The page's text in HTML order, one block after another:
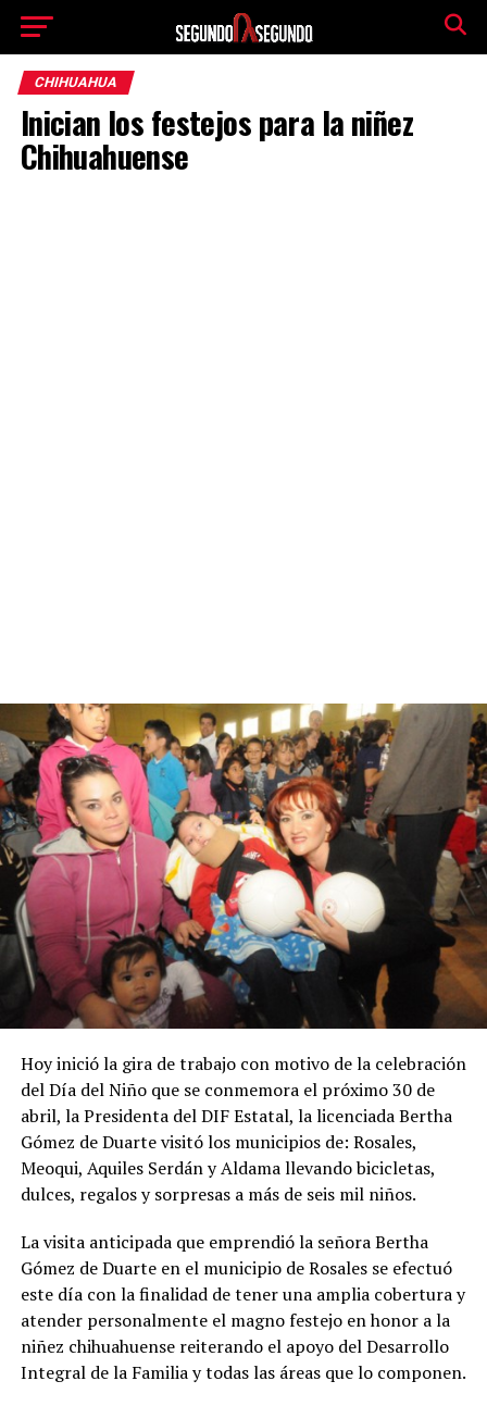
CHIHUAHUA
Inician los festejos para la niñez
Chihuahuense
Hoy inició la gira de trabajo con motivo de la celebración
del Día del Niño que se conmemora el próximo 30 de
abril, la Presidenta del DIF Estatal, la licenciada Bertha
Gómez de Duarte visitó los municipios de: Rosales,
Meoqui, Aquiles Serdán y Aldama llevando bicicletas,
dulces, regalos y sorpresas a más de seis mil niños.
La visita anticipada que emprendió la señora Bertha
Gómez de Duarte en el municipio de Rosales se efectuó
este día con la finalidad de tener una amplia cobertura y
atender personalmente el magno festejo en honor a la
niñez chihuahuense reiterando el apoyo del Desarrollo
Integral de la Familia y todas las áreas que lo componen.